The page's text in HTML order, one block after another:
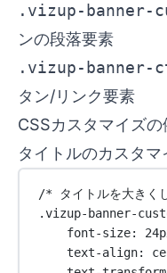
.vizup-banner-
ンの段落要素
.vizup-banner-
タン/リンク要素
CSSカスタマイズの
タイトルのカスタマ
/* タイトルを大きく
.vizup-banner-
font-size: 24
text-align: